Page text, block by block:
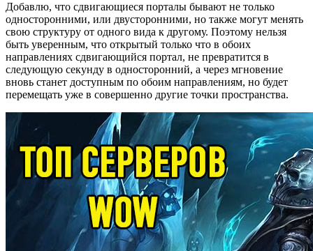
Добавлю, что сдвигающиеся порталы бывают не только
односторонними, или двусторонними, но также могут менять
свою структуру от одного вида к другому. Поэтому нельзя
быть уверенным, что открытый только что в обоих
направлениях сдвигающийся портал, не превратится в
следующую секунду в односторонний, а через мгновение
вновь станет доступным по обоим направлениям, но будет
перемещать уже в совершенно другие точки пространства.